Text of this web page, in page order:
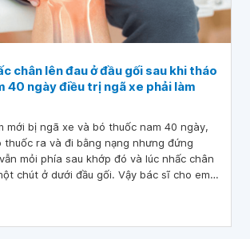
chân lên đau ở đầu gối sau khi tháo
40 ngày điều trị ngã xe phải làm
mới bị ngã xe và bó thuốc nam 40 ngày,
thuốc ra và đi bằng nạng nhưng đứng
mỏi phía sau khớp đó và lúc nhấc chân
chút ở dưới đầu gối. Vậy bác sĩ cho em
ngày điều trị ngã xe phải làm sao?”. Cảm